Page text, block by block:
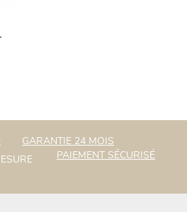
GARANTIE 24 MOIS
PAIEMENT SÉCURISÉ